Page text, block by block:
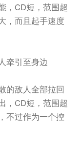
，CD短，范围超
，而且起手速度
牵引至身边
的敌人全部拉回
，CD短，范围超
不过作为一个控